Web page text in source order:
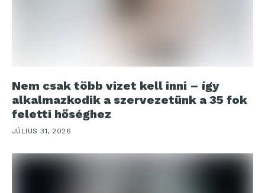
Nem csak több vizet kell inni – így
alkalmazkodik a szervezetünk a 35 fok
feletti hőséghez
JÚLIUS 31, 2026